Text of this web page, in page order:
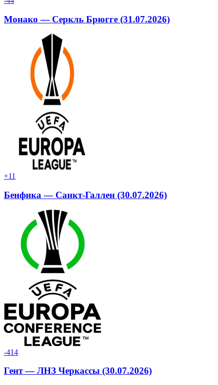
Монако — Серкль Брюгге (31.07.2026)
+11
Бенфика — Санкт-Галлен (30.07.2026)
-414
Гент — ЛНЗ Черкассы (30.07.2026)